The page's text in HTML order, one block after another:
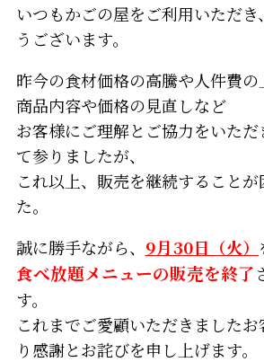
いつもかごの屋をご利用いただき
うございます。
昨今の食材価格の高騰や人件費の
商品内容や価格の見直しなど
お客様にご理解とご協力をいた
て参りましたが、
これ以上、販売を継続すること
た。
誠に勝手ながら、 9月30日 （火）
食べ放題メニューの販売を終了
す。
これまでご愛顧いただきました
り感謝とお詫びを申し上げます。